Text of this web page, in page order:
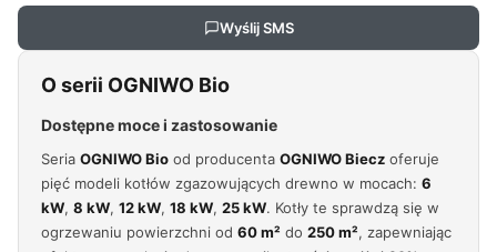
Wyślij SMS
O serii OGNIWO Bio
Dostępne moce i zastosowanie
Seria OGNIWO Bio od producenta OGNIWO Biecz oferuje
pięć modeli kotłów zgazowujących drewno w mocach: 6
kW, 8 kW, 12 kW, 18 kW, 25 kW. Kotły te sprawdzą się w
ogrzewaniu powierzchni od 60 m² do 250 m², zapewniając